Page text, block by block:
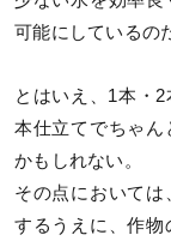
可能にしているの
とはいえ、1本・
本仕立てでちゃん
かもしれない。
その点において
するうえに、作物